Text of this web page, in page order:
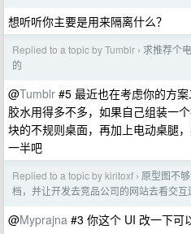
想听听你主要是用来隔离什么？
Replied to a topic by Tumblr › 求推荐个
的
@Tumblr #5 最近也在考虑你的方
胶水用得多不多，如果自己组装一
块的不规则桌面，再加上电动桌腿
一半吧
Replied to a topic by kiritoxf › 原型图不
档，并让开发去竞品公司的网站去看交互
@Myprajna #3 你这个 UI 改一下可